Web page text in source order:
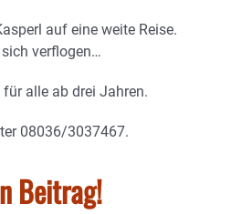
auf eine weite Reise.
verflogen…
alle ab drei Jahren.
08036/3037467.
Beitrag!